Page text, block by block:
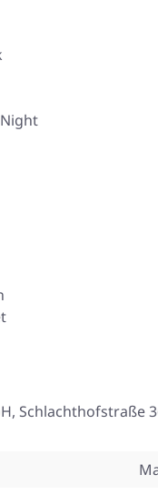
Schlachthofstraße